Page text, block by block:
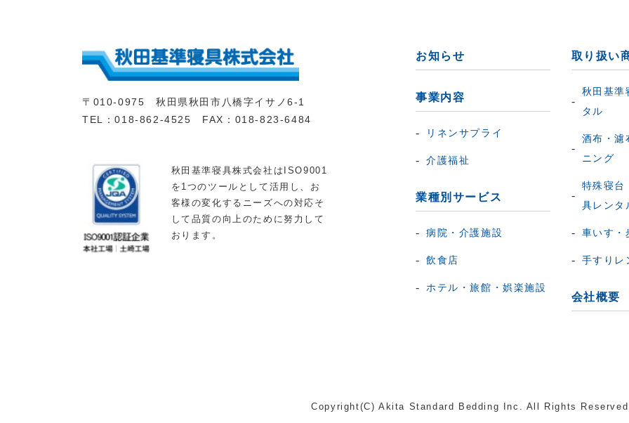
〒010-0975 秋田県秋田市八橋字イサノ6-1
TEL：018-862-4525 FAX：018-823-6484
秋田基準寝具株式会社はISO9001
を1つのツールとして活用し、お
客様の変化するニーズへの対応そ
して品質の向上のために努力して
おります。
お知らせ
事業内容
リネンサプライ
介護福祉
業種別サービス
病院・介護施設
飲食店
ホテル・旅館・娯楽施設
取り扱い
秋田基準
タル
酒布・濾
ニング
特殊寝台
具レンタ
車いす・
手すりレ
会社概要
Copyright(C) Akita Standard Bedding Inc. All Rights